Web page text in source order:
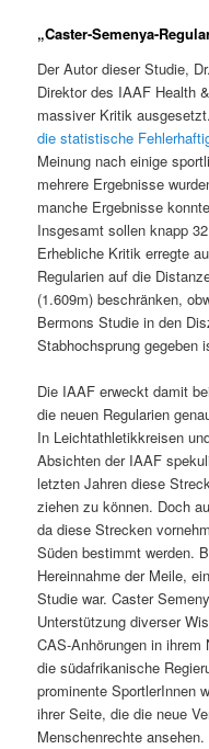
„Caster-Semenya-
Der Autor dieser Studie,
Direktor des IAAF Health
massiver Kritik
die statistische
Meinung nach einige
mehrere Ergebnisse
manche Ergebnisse
Insgesamt sollen knapp
Erhebliche Kritik erregte
Regularien auf die
(1.609m) beschränken,
Bermons Studie in den
Stabhochsprung gegeben
Die IAAF erweckt damit
die neuen Regularien
In Leichtathletikkreisen
Absichten der IAAF
letzten Jahren diese
ziehen zu können. Doch
da diese Strecken
Süden bestimmt werden.
Hereinnahme der Meile,
Studie war. Caster
Unterstützung diverser
CAS-Anhörungen in
die südafrikanische
prominente SportlerInnen
ihrer Seite, die die neue
Menschenrechte ansehen.